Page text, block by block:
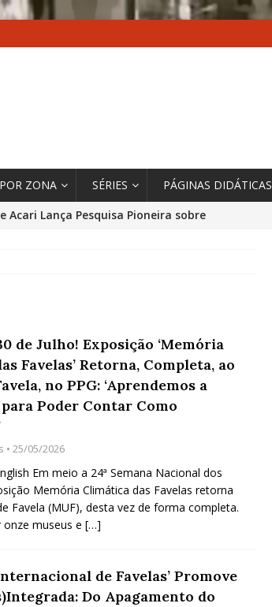
POR ZONA SÉRIES PÁGINAS DIDÁTICAS
Acari Lança Pesquisa Pioneira sobre
Impulsionam a Mudança de que
*DESTAQUE
com uma Praça em Ramos [OPINIÃO]
com os Povos das Águas Reúne
da Feira da Praia do Remanso
DE EVENTOS
Cronicamente Abandonados,
Via Mobilidade 10 Anos Após Rio2016
de Julho! Exposição ‘Memória
Favelas’ Retorna, Completa, ao
no PPG: ‘Aprendemos a
Poder Contar Como
• 25/05/2026
Em meio a 24ª Semana Nacional dos
Memória Climática das Favelas retorna
Favela (MUF), desta vez de forma completa.
museus e […]
de Favelas’ Promove
Do Apagamento do